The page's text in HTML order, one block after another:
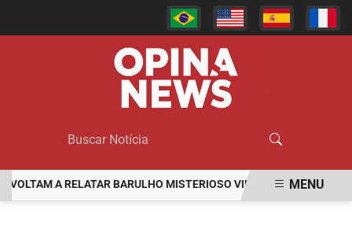
A RELATAR BARULHO MISTERIOSO VINDO DO MAR MULHER
MENU